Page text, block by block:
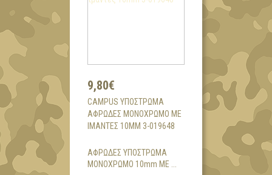
9,80€
CAMPUS ΥΠΌΣΤΡΩΜΑ
ΑΦΡΏΔΕΣ ΜΟΝΌΧΡΩΜΟ ΜΕ
ΙΜΆΝΤΕΣ 10MM 3-019648
ΑΦΡΩΔΕΣ ΥΠΟΣΤΡΩΜΑ
ΜΟΝΟΧΡΩΜΟ 10mm ΜΕ ...